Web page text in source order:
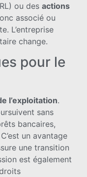
ou des actions
associé ou
L’entreprise
change.
pour le
l’exploitation.
sans
bancaires,
un avantage
une transition
est également